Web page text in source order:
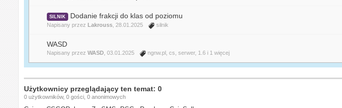
SILNIK Dodanie frakcji do klas od poziomu
Napisany przez Lakrouss , 28.01.2025 silnik
WASD
Napisany przezWASD , 03.01.2025 ngnw.pl ,cs ,serwer, 1.6 i 1 więcej
Użytkownicy przeglądający ten temat: 0
0 użytkowników, 0 gości, 0 anonimowych